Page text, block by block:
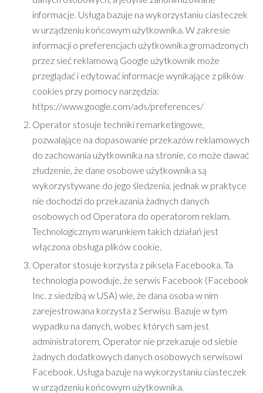
informacje. Usługa bazuje na wykorzystaniu ciasteczek
w urządzeniu końcowym użytkownika. W zakresie
informacji o preferencjach użytkownika gromadzonych
przez sieć reklamową Google użytkownik może
przeglądać i edytować informacje wynikające z plików
cookies przy pomocy narzędzia:
https://www.google.com/ads/preferences/
Operator stosuje techniki remarketingowe,
pozwalające na dopasowanie przekazów reklamowych
do zachowania użytkownika na stronie, co może dawać
złudzenie, że dane osobowe użytkownika są
wykorzystywane do jego śledzenia, jednak w praktyce
nie dochodzi do przekazania żadnych danych
osobowych od Operatora do operatorom reklam.
Technologicznym warunkiem takich działań jest
włączona obsługa plików cookie.
Operator stosuje korzysta z piksela Facebooka. Ta
technologia powoduje, że serwis Facebook (Facebook
Inc. z siedzibą w USA) wie, że dana osoba w nim
zarejestrowana korzysta z Serwisu. Bazuje w tym
wypadku na danych, wobec których sam jest
administratorem, Operator nie przekazuje od siebie
żadnych dodatkowych danych osobowych serwisowi
Facebook. Usługa bazuje na wykorzystaniu ciasteczek
w urządzeniu końcowym użytkownika.